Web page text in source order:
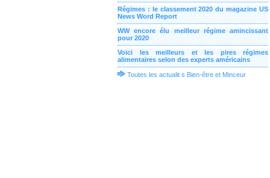
Régimes : le classement 2020 du magazine US
News Word Report
WW encore élu meilleur régime amincissant
pour 2020
Voici les meilleurs et les pires régimes
alimentaires selon des experts américains
Toutes les actualit s Bien-être et Minceur